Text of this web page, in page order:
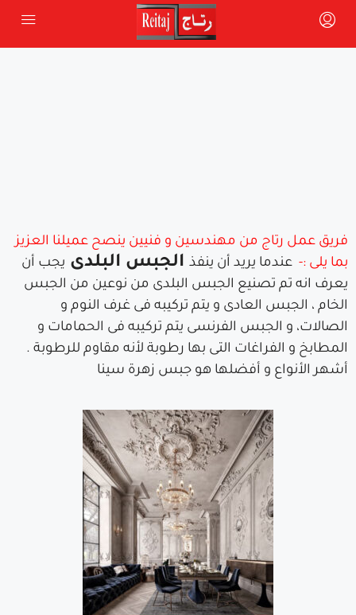
فريق عمل رتاج من مهندسين و فنيين ينصح عميلنا العزيز
بما يلى :- عندما يريد أن ينفذ الجبس البلدى يجب أن
يعرف انه تم تصنيع الجبس البلدى من نوعين من الجبس
الخام ، الجبس العادى و يتم تركيبه فى غرف النوم و
الصالات، و الجبس الفرنسى يتم تركيبه فى الحمامات و
المطابخ و الفراغات التى بها رطوبة لأنه مقاوم للرطوبة .
أشهر الأنواع و أفضلها هو جبس زهرة سينا